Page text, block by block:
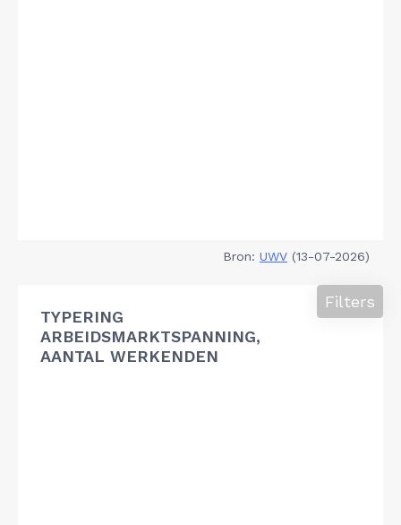
Bron: UWV (13-07-2026)
TYPERING
ARBEIDSMARKTSPANNING,
AANTAL WERKENDEN
Filters